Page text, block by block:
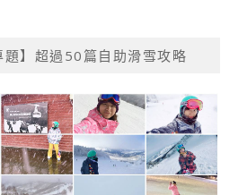
題】超過50篇自助滑雪攻略